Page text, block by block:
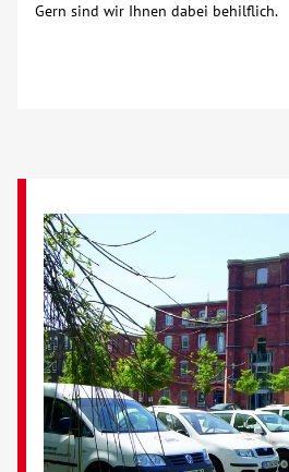
Gern sind wir Ihnen dabei behilflich.